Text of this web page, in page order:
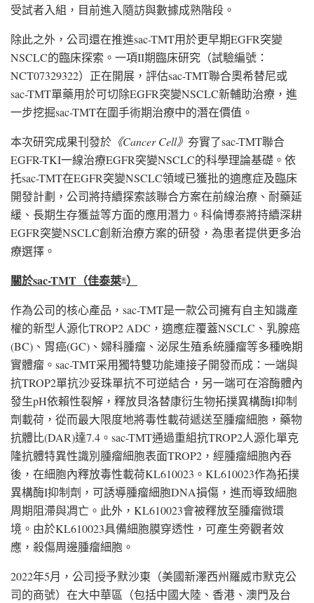
受試者入組，目前進入隨訪與數據成熟階段。
除此之外，公司還在推進sac-TMT用於更早期EGFR突變
NSCLC的臨床探索。一項II期臨床研究（試驗編號：
NCT07329322）正在開展，評估sac-TMT聯合奧希替尼或
sac-TMT單藥用於可切除EGFR突變NSCLC新輔助治療，進
一步挖掘sac-TMT在圍手術期治療中的潛在價值。
本次研究成果刊發於 《Cancer Cell》 夯實了sac-TMT聯合
EGFR-TKI一線治療EGFR突變NSCLC的科學理論基礎。依
托sac-TMT在EGFR突變NSCLC領域已獲批的適應症及臨床
開發計劃，公司將持續探索該聯合方案在前線治療、耐藥延
緩、長期生存獲益等方面的應用潛力。科倫博泰將持續深耕
EGFR突變NSCLC創新治療方案的研發，為患者提供更多治
療選擇。
關於sac-TMT （佳泰萊®）
作為公司的核心產品，sac-TMT是一款公司擁有自主知識產
權的新型人源化TROP2 ADC，適應症覆蓋NSCLC、乳腺癌
(BC)、胃癌(GC)、婦科腫瘤、泌尿生殖系統腫瘤等多種晚期
實體瘤。sac-TMT采用獨特雙功能連接子開發而成：一端與
抗TROP2單抗沙妥珠單抗不可逆結合，另一端可在溶酶體內
發生pH依賴性裂解，釋放貝洛替康衍生物拓撲異構酶I抑制
劑載荷，從而最大限度地將毒性載荷遞送至腫瘤細胞，藥物
抗體比(DAR)達7.4。sac-TMT通過重組抗TROP2人源化單克
隆抗體特異性識別腫瘤細胞表面TROP2，經腫瘤細胞內吞
後，在細胞內釋放毒性載荷KL610023。KL610023作為拓撲
異構酶I抑制劑，可誘導腫瘤細胞DNA損傷，進而導致細胞
周期阻滯與凋亡。此外，KL610023會被釋放至腫瘤微環
境。由於KL610023具備細胞膜穿透性，可產生旁觀者效
應，殺傷周邊腫瘤細胞。
2022年5月，公司授予默沙東（美國新澤西州羅威市默克公
司的商號）在大中華區（包括中國大陸、香港、澳門及台